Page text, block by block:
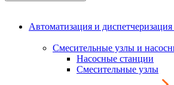
Автоматизация и
Смесительные узлы и
Насосные станции
Смесительные узлы